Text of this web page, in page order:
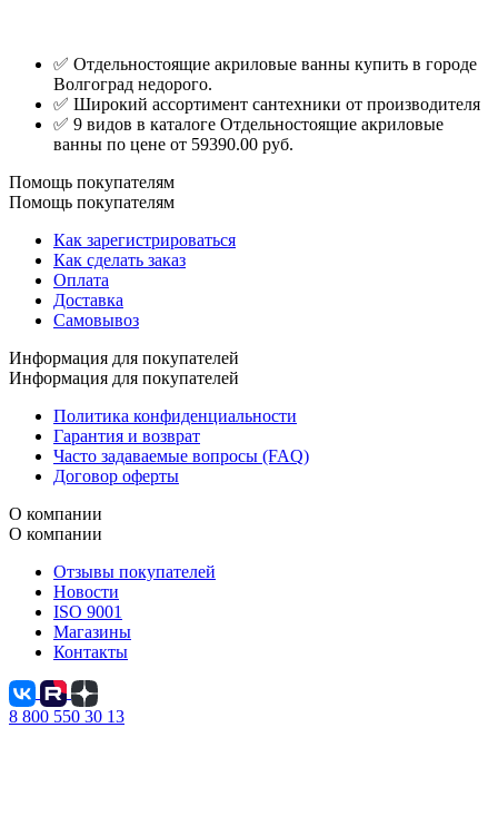
✅ Отдельностоящие акриловые ванны купить в городе
Волгоград недорого.
✅ Широкий ассортимент сантехники от производителя
✅ 9 видов в каталоге Отдельностоящие акриловые
ванны по цене от 59390.00 руб.
Помощь покупателям
Помощь покупателям
Как зарегистрироваться
Как сделать заказ
Оплата
Доставка
Самовывоз
Информация для покупателей
Информация для покупателей
Политика конфиденциальности
Гарантия и возврат
Часто задаваемые вопросы (FAQ)
Договор оферты
О компании
О компании
Отзывы покупателей
Новости
ISO 9001
Магазины
Контакты
8 800 550 30 13